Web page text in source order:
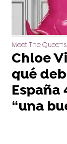
Meet The
Chloe
qué
España
“una